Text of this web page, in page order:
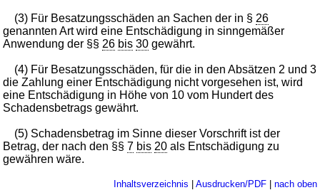
(3) Für Besatzungsschäden an Sachen der in § 26
genannten Art wird eine Entschädigung in sinngemäßer
Anwendung der §§ 26 bis 30 gewährt.
(4) Für Besatzungsschäden, für die in den Absätzen 2 und 3
die Zahlung einer Entschädigung nicht vorgesehen ist, wird
eine Entschädigung in Höhe von 10 vom Hundert des
Schadensbetrags gewährt.
(5) Schadensbetrag im Sinne dieser Vorschrift ist der
Betrag, der nach den §§7 bis 20 als Entschädigung zu
gewähren wäre.
Inhaltsverzeichnis Ausdrucken/PDF| nach oben